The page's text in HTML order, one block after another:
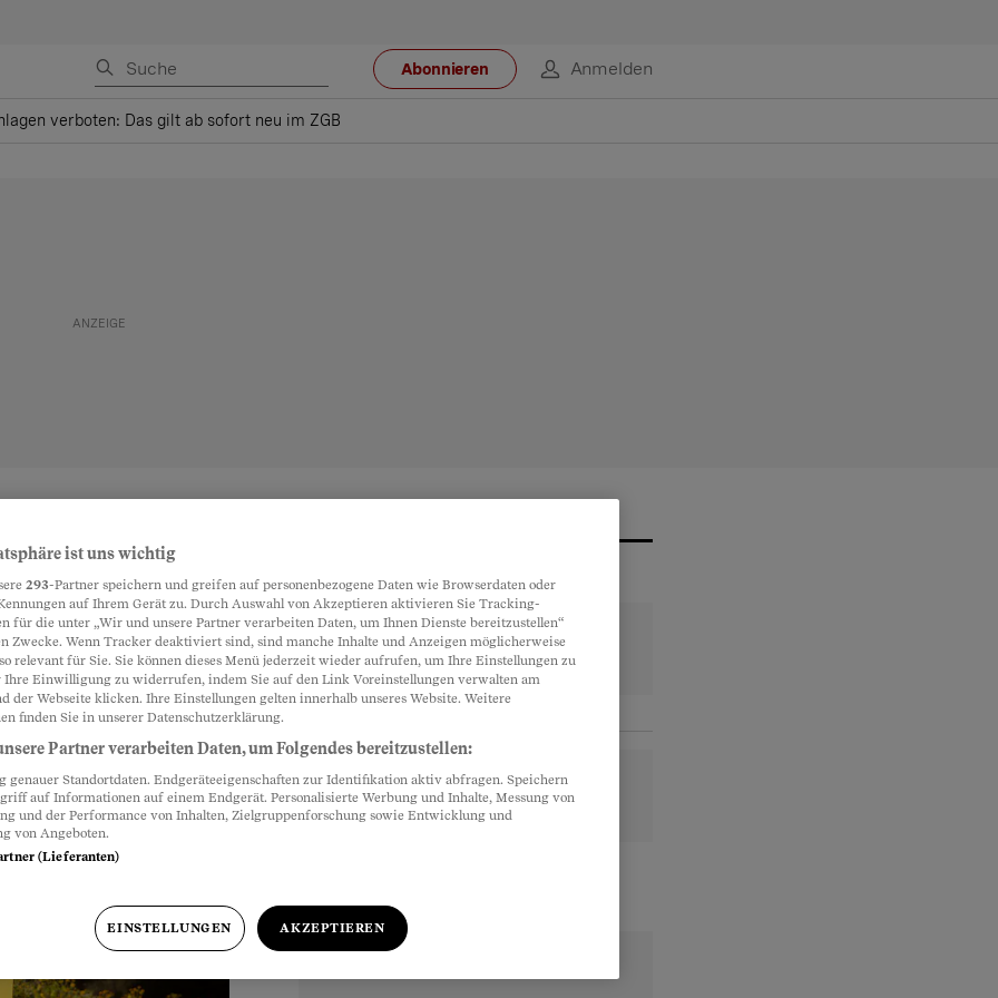
Abonnieren Anmelden
verboten: Das gilt ab sofort neu im ZGB
fest: Kinder darf
das bedeutet.
ist uns wichtig
293-Partner speichern und greifen auf personenbezogene Daten wie Browserdaten oder
auf Ihrem Gerät zu. Durch Auswahl von Akzeptieren aktivieren Sie Tracking-
für die unter „Wir und unsere Partner verarbeiten Daten, um Ihnen Dienste bereitzustellen“
Zwecke. Wenn Tracker deaktiviert sind, sind manche Inhalte und Anzeigen möglicherweise
relevant für Sie. Sie können dieses Menü jederzeit wieder aufrufen, um Ihre Einstellungen zu
Ihre Einwilligung zu widerrufen, indem Sie auf den Link Voreinstellungen verwalten am
der Webseite klicken. Ihre Einstellungen gelten innerhalb unseres Website. Weitere
finden Sie in unserer Datenschutzerklärung.
Partner verarbeiten Daten, um Folgendes bereitzustellen:
genauer Standortdaten. Endgeräteeigenschaften zur Identifikation aktiv abfragen. Speichern
auf Informationen auf einem Endgerät. Personalisierte Werbung und Inhalte, Messung von
und der Performance von Inhalten, Zielgruppenforschung sowie Entwicklung und
von Angeboten.
(Lieferanten)
EINSTELLUNGEN AKZEPTIEREN